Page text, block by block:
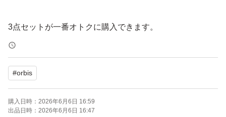
3点セットが一番オトクに購入できます。
出品しておりますのでご検討ください
OPP等にはいれず、そのまま発送
開封後はメーカー元へ問い合わせはください。
#orbis
購入日時： 2026年6月6日 16:59
出品日時： 2026年6月6日 16:47